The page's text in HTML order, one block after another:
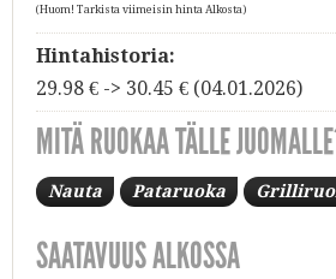
(Huom! Tarkista viimeisin hinta Alkosta)
Hintahistoria:
29.98 € -> 30.45 € (04.01.2026)
MITÄ RUOKAA TÄLLE
Nauta Pataruoka
SAATAVUUS ALKOSSA